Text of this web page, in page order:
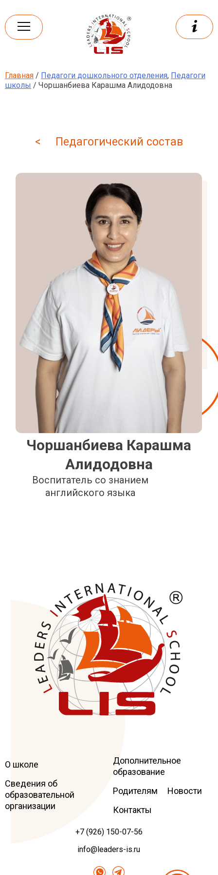
content
Leaders
International school
Главная / Педагоги дошкольного отделения, Педагоги
школы / Чоршанбиева Карашма Алидодовна
< Педагогический состав
Чоршанбиева Карашма
Алидодовна
Воспитатель со знанием
английского языка
Leaders
International school
О школе
Сведения об
образовательной
организации
Дополнительное
образование
Родителям
Новости
Контакты
+7 (926) 150-07-56
info@leaders-is.ru